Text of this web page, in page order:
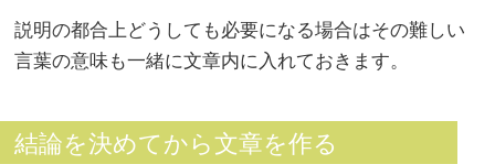
説明の都合上どうしても必要になる場合はその難しい
言葉の意味も一緒に文章内に入れておきます。
結論を決めてから文章を作る